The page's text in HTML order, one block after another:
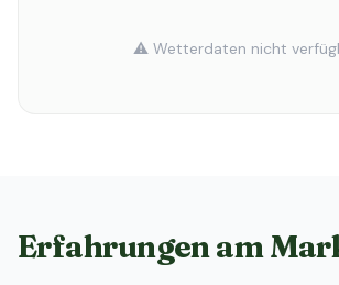
⚠️ Wetterdaten nicht
Erfahrungen am